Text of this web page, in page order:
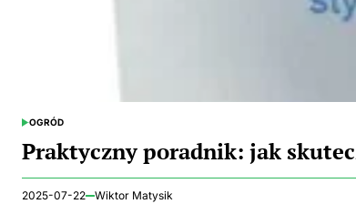
POSTED
OGRÓD
Praktyczny poradnik: jak
2025-07-22 Wiktor Matysik